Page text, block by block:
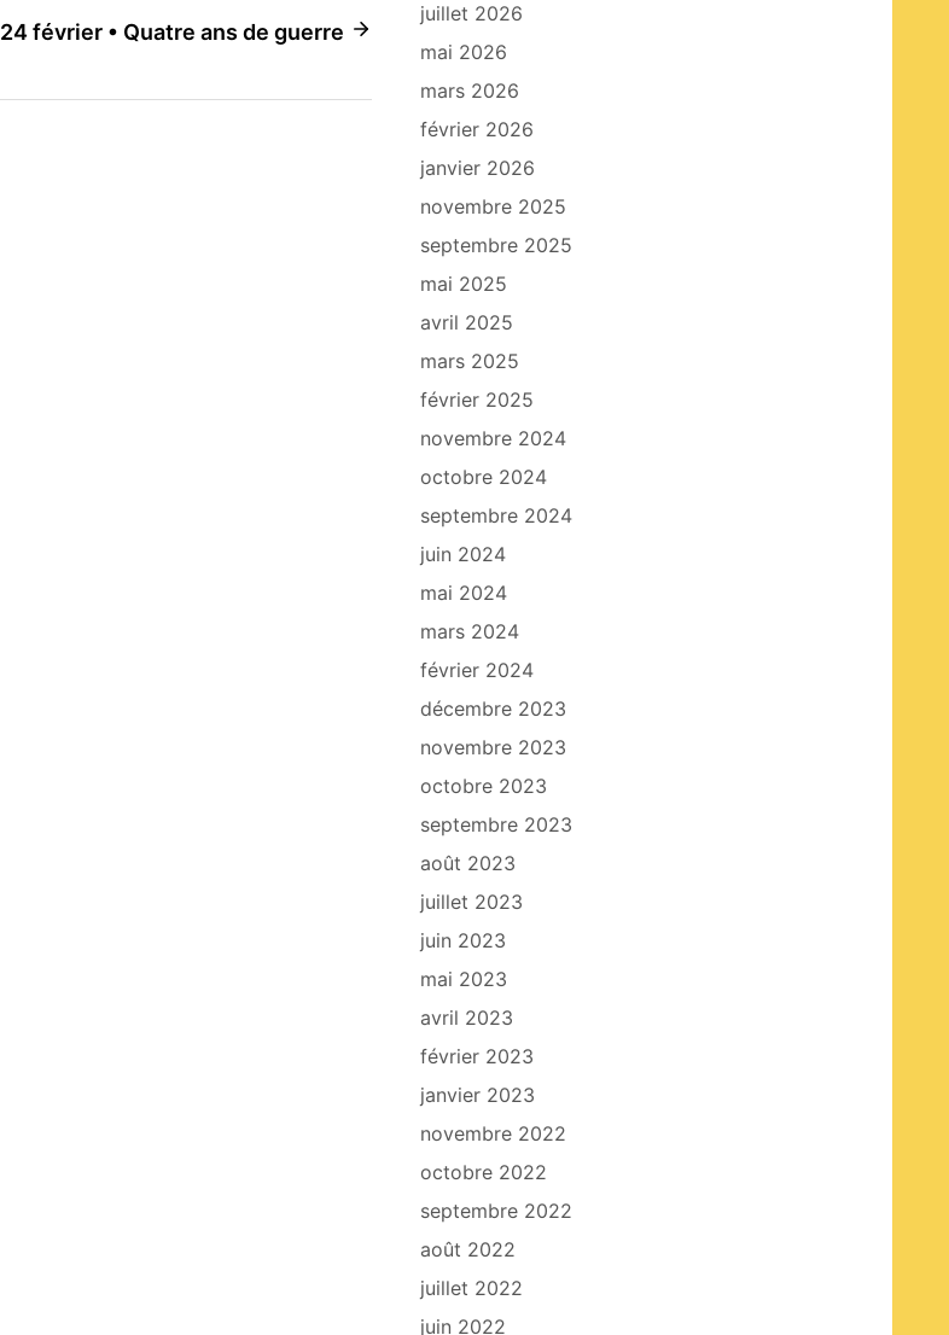
24 février • Quatre ans de guerre
juillet 2026
mai 2026
mars 2026
février 2026
janvier 2026
novembre 2025
septembre 2025
mai 2025
avril 2025
mars 2025
février 2025
novembre 2024
octobre 2024
septembre 2024
juin 2024
mai 2024
mars 2024
février 2024
décembre 2023
novembre 2023
octobre 2023
septembre 2023
août 2023
juillet 2023
juin 2023
mai 2023
avril 2023
février 2023
janvier 2023
novembre 2022
octobre 2022
septembre 2022
août 2022
juillet 2022
juin 2022